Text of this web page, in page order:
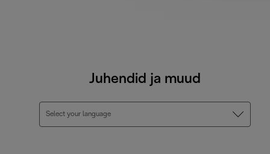
Juhendid ja muud
Select your language